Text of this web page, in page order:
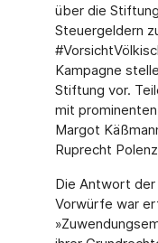
über die
Steuergeldern
Kampagne
Stiftung vor.
mit
Margot
Ruprecht
Die Antwort der
Vorwürfe war